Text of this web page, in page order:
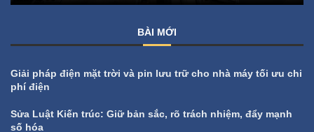
BÀI MỚI
Giải pháp điện mặt trời và pin lưu trữ cho nhà máy tối ưu chi
phí điện
Sửa Luật Kiến trúc: Giữ bản sắc, rõ trách nhiệm, đẩy mạnh
số hóa